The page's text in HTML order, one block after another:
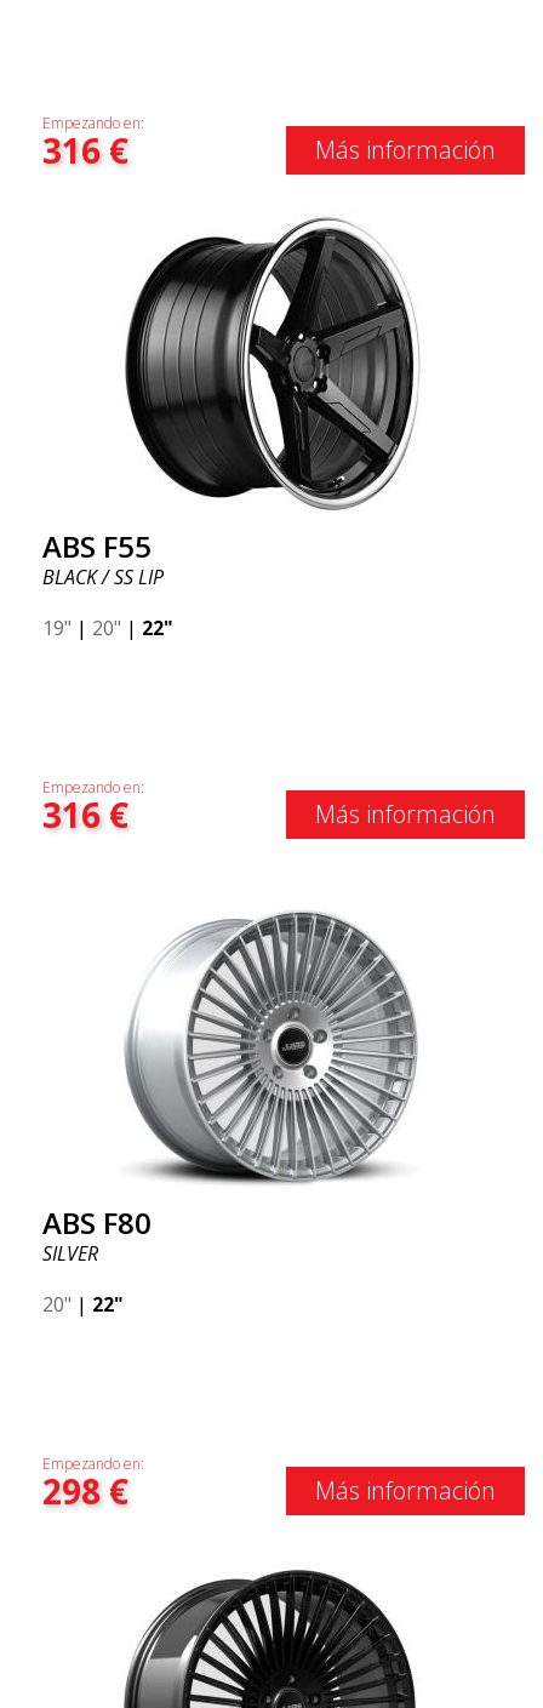
Empezando en:
316€ Más información
ABS F55
BLACK / SS LIP
19" | 20" | 22"
Empezando en:
316€ Más información
ABS F80
SILVER
20" | 22"
Empezando en:
298€ Más información